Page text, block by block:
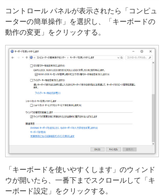
コントロール パネルが表示されたら「コンピュ
ーターの簡単操作」を選択し、「キーボードの
動作の変更」をクリックする。
「キーボードを使いやすくします」のウィンド
ウが開いたら、一番下までスクロールして「キ
ーボード設定」をクリックする。